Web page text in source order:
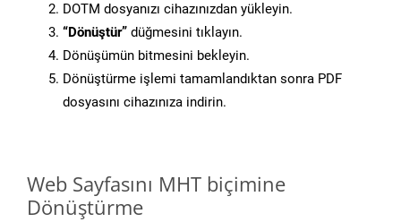
DOTM dosyanızı cihazınızdan yükleyin.
“Dönüştür” düğmesini tıklayın.
Dönüşümün bitmesini bekleyin.
Dönüştürme işlemi tamamlandıktan sonra PDF
dosyasını cihazınıza indirin.
Web Sayfasını MHT biçimine
Dönüştürme